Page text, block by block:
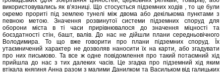
використовувались як в’язниці. Що стосується підземних ходів , то це були
окремо прориті під землею тунелі між двома або декількома пунктами з
певною метою. Значення розвинутої системи підземних споруд для
оборони міста в ті часи прирівнювалося до значення міцності та
боєздатності стін, башт, валів. До нас не дійшли плани середньовічного
Володимира. То що вже говорити про плани підземних споруд. Їх
утаємничений характер не дозволяв наносити їх на карти, або згадувати
про них письмово. Та все ж одне повідомлення про такий потаємний хід
прийшла до нас з тих далеких часів. Це згадка про підземний хід яким
втікала княгиня Анна разом з малими Данилком та Васильком від галицьких